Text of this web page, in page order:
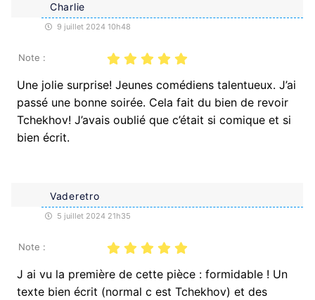
Charlie
9 juillet 2024 10h48
Note :
Une jolie surprise! Jeunes comédiens talentueux. J’ai
passé une bonne soirée. Cela fait du bien de revoir
Tchekhov! J’avais oublié que c’était si comique et si
bien écrit.
Vaderetro
5 juillet 2024 21h35
Note :
J ai vu la première de cette pièce : formidable ! Un
texte bien écrit (normal c est Tchekhov) et des